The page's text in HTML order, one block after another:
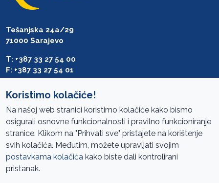
Tešanjska 24a/29
71000 Sarajevo
T: +387 33 27 54 00
F: +387 33 27 54 01
Pristup informacijama
Mapa sajta
Oglasi
Koristimo kolačiće!
Na našoj web stranici koristimo kolačiće kako bismo
osigurali osnovne funkcionalnosti i pravilno funkcioniranje
stranice. Klikom na "Prihvati sve" pristajete na korištenje
svih kolačića. Međutim, možete upravljati svojim
postavkama kolačića kako biste dali kontrolirani
pristanak.